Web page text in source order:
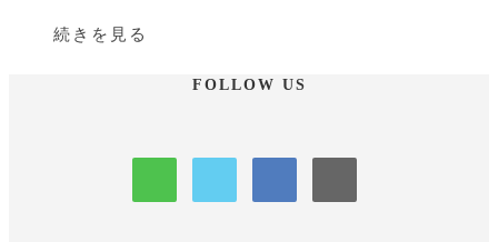
続きを見る
FOLLOW US